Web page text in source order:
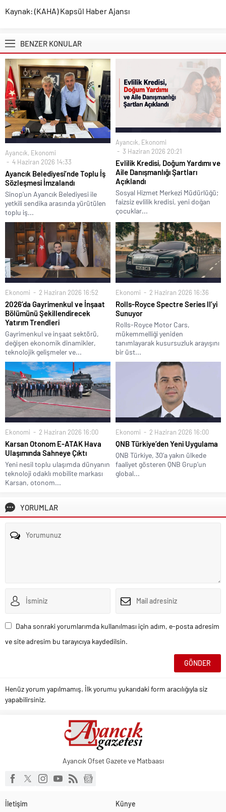
Kaynak: (KAHA) Kapsül Haber Ajansı
BENZER KONULAR
Ayancık, Ekonomi
4 Haziran 2026 14:33
Ayancık Belediyesi’nde Toplu İş
Sözleşmesi İmzalandı
Sinop'un Ayancık Belediyesi ile
yetkili sendika arasında yürütülen
toplu iş...
Ayancık, Ekonomi
3 Haziran 2026 20:21
Evlilik Kredisi, Doğum Yardımı ve
Aile Danışmanlığı Şartları
Açıklandı
Sosyal Hizmet Merkezi Müdürlüğü;
faizsiz evlilik kredisi, yeni doğan
çocuklar...
Ekonomi 2 Haziran 2026 16:52
2026’da Gayrimenkul ve İnşaat
Bölümünü Şekillendirecek
Yatırım Trendleri
Gayrimenkul ve inşaat sektörü,
değişen ekonomik dinamikler,
teknolojik gelişmeler ve...
Ekonomi 2 Haziran 2026 16:36
Rolls-Royce Spectre Series II’yi
Sunuyor
Rolls-Royce Motor Cars,
mükemmelliği yeniden
tanımlayarak kusursuzluk arayışını
bir üst...
Ekonomi 2 Haziran 2026 16:00
Karsan Otonom E-ATAK Hava
Ulaşımında Sahneye Çıktı
Yeni nesil toplu ulaşımda dünyanın
teknoloji odaklı mobilite markası
Karsan, otonom...
Ekonomi 2 Haziran 2026 16:00
QNB Türkiye’den Yeni Uygulama
QNB Türkiye, 30’a yakın ülkede
faaliyet gösteren QNB Grup’un
global...
YORUMLAR
Daha sonraki yorumlarımda kullanılması için adım, e-posta adresim
ve site adresim bu tarayıcıya kaydedilsin.
Henüz yorum yapılmamış. İlk yorumu yukarıdaki form aracılığıyla siz
yapabilirsiniz.
Ayancık Ofset Gazete ve Matbaası
İletişim Künye